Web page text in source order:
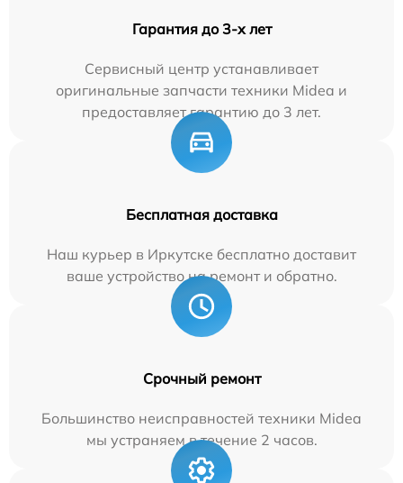
Гарантия до 3-х лет
Сервисный центр устанавливает
оригинальные запчасти техники Midea и
предоставляет гарантию до 3 лет.
Бесплатная доставка
Наш курьер в Иркутске бесплатно доставит
ваше устройство на ремонт и обратно.
Срочный ремонт
Большинство неисправностей техники Midea
мы устраняем в течение 2 часов.